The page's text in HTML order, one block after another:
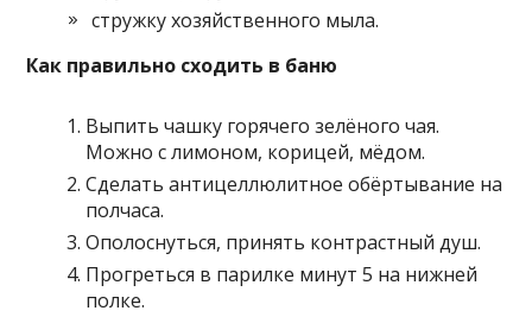
стружку хозяйственного мыла.
Как правильно сходить в баню
Выпить чашку горячего зелёного чая.
Можно с лимоном, корицей, мёдом.
Сделать антицеллюлитное обёртывание на
полчаса.
Ополоснуться, принять контрастный душ.
Прогреться в парилке минут 5 на нижней
полке.